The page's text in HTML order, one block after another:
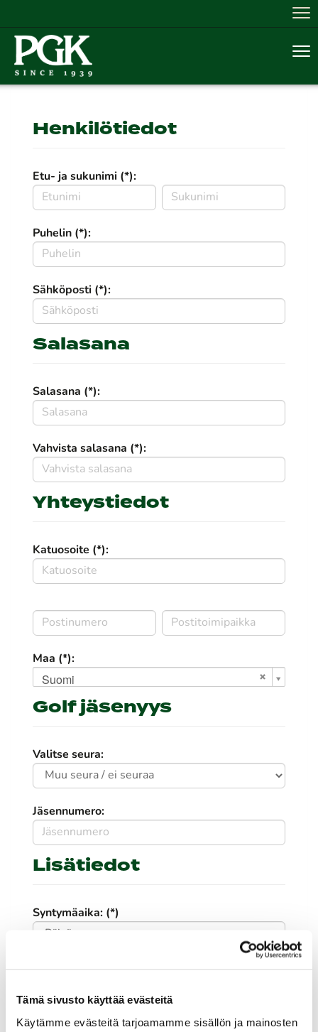
Tämä sivusto käyttää evästeitä
Käytämme evästeitä tarjoamamme sisällön ja mainosten
Henkilötiedot
Etu- ja sukunimi (*):
Puhelin (*):
Sähköposti (*):
Salasana
Salasana (*):
Vahvista salasana (*):
Yhteystiedot
Katuosoite (*):
Maa (*):
Suomi
Golf jäsenyys
Valitse seura:
Jäsennumero:
Lisätiedot
Syntymäaika: (*)
Sukupuoli: